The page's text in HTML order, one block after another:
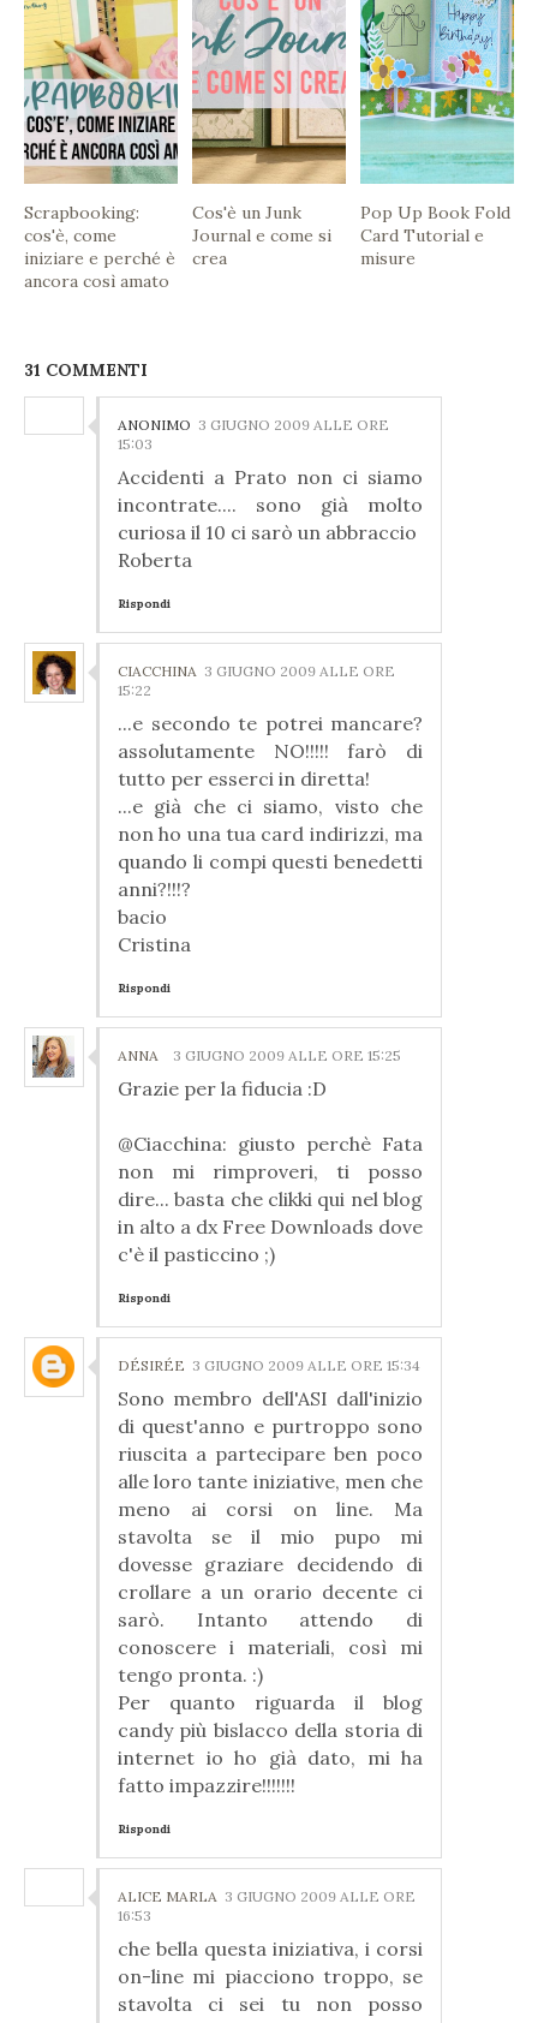
Scrapbooking:
cos'è, come
iniziare e perché è
ancora così amato
Cos'è un Junk
Journal e come si
crea
Pop Up Book Fold
Card Tutorial e
misure
31 COMMENTI
ANONIMO 3 GIUGNO 2009 ALLE ORE
15:03
Accidenti a Prato non ci siamo
incontrate.... sono già molto
curiosa il 10 ci sarò un abbraccio
Roberta
Rispondi
CIACCHINA 3 GIUGNO 2009 ALLE ORE
15:22
...e secondo te potrei mancare?
assolutamente NO!!!!! farò di
tutto per esserci in diretta!
...e già che ci siamo, visto che
non ho una tua card indirizzi, ma
quando li compi questi benedetti
anni?!!!?
bacio
Cristina
Rispondi
ANNA 3 GIUGNO 2009 ALLE ORE 15:25
Grazie per la fiducia :D
@Ciacchina: giusto perchè Fata
non mi rimproveri, ti posso
dire... basta che clikki qui nel blog
in alto a dx Free Downloads dove
c'è il pasticcino ;)
Rispondi
DÉSIRÉE 3 GIUGNO 2009 ALLE ORE 15:34
Sono membro dell'ASI dall'inizio
di quest'anno e purtroppo sono
riuscita a partecipare ben poco
alle loro tante iniziative, men che
meno ai corsi on line. Ma
stavolta se il mio pupo mi
dovesse graziare decidendo di
crollare a un orario decente ci
sarò. Intanto attendo di
conoscere i materiali, così mi
tengo pronta. :)
Per quanto riguarda il blog
candy più bislacco della storia di
internet io ho già dato, mi ha
fatto impazzire!!!!!!!
Rispondi
ALICE MARLA 3 GIUGNO 2009 ALLE ORE
16:53
che bella questa iniziativa, i corsi
on-line mi piacciono troppo, se
stavolta ci sei tu non posso